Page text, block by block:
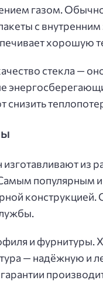
газом.
с
хорошую
стекла —
снизить
из
популярным и
и
— надёжную и